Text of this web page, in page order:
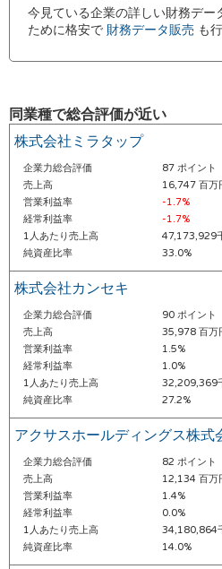
今見ている企業の詳しい財務デ
ために格安で 財務データ販売 も
同業種で総合評価が近い
株式会社ミラタップ
企業力総合評価
87 ポイント
売上高
16,747 百万
営業利益率
-1.7%
経常利益率
-1.7%
1人あたり売上高
47,173,929
純資産比率
33.0%
株式会社カンセキ
企業力総合評価
90 ポイント
売上高
35,978 百万
営業利益率
1.5%
経常利益率
1.0%
1人あたり売上高
32,209,369
純資産比率
27.2%
アクサスホールディングス株式
企業力総合評価
82 ポイント
売上高
12,134 百万
営業利益率
1.4%
経常利益率
0.0%
1人あたり売上高
34,180,864
純資産比率
14.0%